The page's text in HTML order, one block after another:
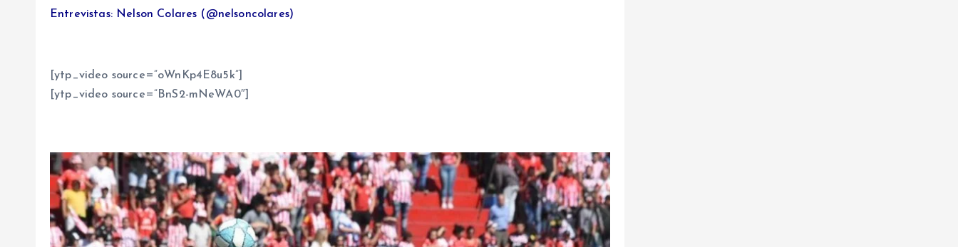
Entrevistas: Nelson Colares (@nelsoncolares)
[ytp_video source=”oWnKp4E8u5k”]
[ytp_video source=”BnS2-mNeWA0″]